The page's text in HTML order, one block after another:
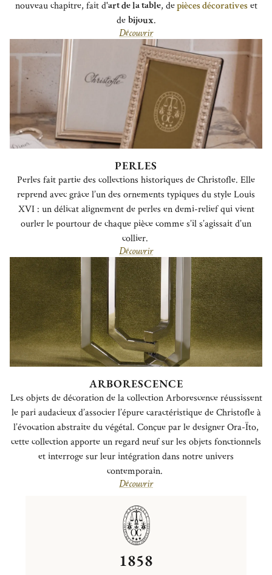
nouveau chapitre, fait d'art de la table, depièces décorativeset
debijoux.
Découvrir
PERLES
Perles fait partie des collections historiques de Christofle. Elle
reprend avec grâce l’un des ornements typiques du style Louis
XVI : un délicat alignement de perles en demi-relief qui vient
ourler le pourtour de chaque pièce comme s’il s’agissait d’un
collier.
Découvrir
ARBORESCENCE
Les objets de décoration de la collection Arborescence réussissent
le pari audacieux d’associer l’épure caractéristique de Christofle à
l’évocation abstraite du végétal. Conçue par le designer Ora-Ïto,
cette collection apporte un regard neuf sur les objets fonctionnels
et interroge sur leur intégration dans notre univers
contemporain.
Découvrir
1858